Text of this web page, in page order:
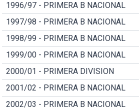
1996/97 - PRIMERA B NACIONAL
1997/98 - PRIMERA B NACIONAL
1998/99 - PRIMERA B NACIONAL
1999/00 - PRIMERA B NACIONAL
2000/01 - PRIMERA DIVISION
2001/02 - PRIMERA B NACIONAL
2002/03 - PRIMERA B NACIONAL